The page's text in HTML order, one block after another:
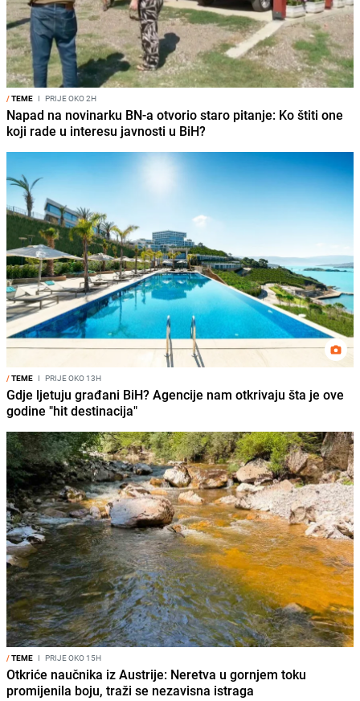
/TEME I PRIJE OKO 2H
Napad na novinarku BN-a otvorio staro pitanje: Ko štiti one
koji rade u interesu javnosti u BiH?
/TEME I PRIJE OKO 13H
Gdje ljetuju građani BiH? Agencije nam otkrivaju šta je ove
godine "hit destinacija"
/TEME I PRIJE OKO 15H
Otkriće naučnika iz Austrije: Neretva u gornjem toku
promijenila boju, traži se nezavisna istraga